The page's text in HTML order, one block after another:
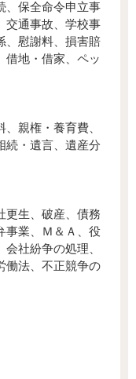
、保全命令申立事
交通事故、学校事
、慰謝料、損害賠
借地・借家、ペッ
親権・養育費、
続・遺言、遺産分
更生、破産、債務
事業、Ｍ＆Ａ、役
社紛争の処理、
働法、不正競争の